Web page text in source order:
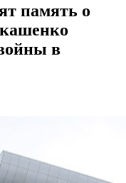
память о
в